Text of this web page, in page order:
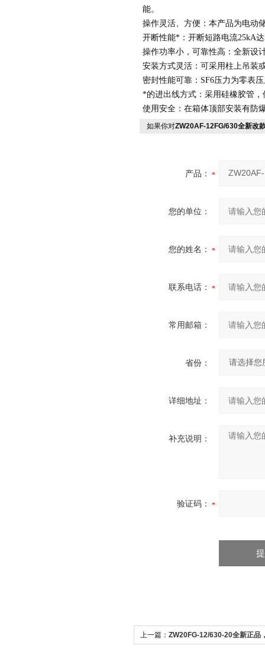
能。
操作灵活、方便：本产品为电动
开断性能*：开断短路电流25kA
操作功率小，可靠性高：全新设
安装方式灵活：可采用柱上吊装
密封性能可靠：SF6压力为零表
*的进出线方式：采用硅橡胶管
使用安全：在箱体顶部安装有防
如果你对ZW20AF-12FG/630全新改
产品：
您的单位：
您的姓名：
联系电话：
常用邮箱：
省份：
详细地址：
补充说明：
验证码：
上一篇： ZW20FG-12/630-20全新正品